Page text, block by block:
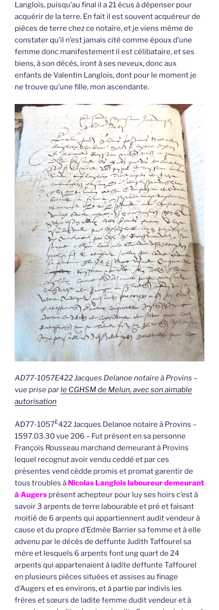
Langlois, puisqu’au final il a 21 écus à dépenser pour
acquérir de la terre. En fait il est souvent acquéreur de
pièces de terre chez ce notaire, et je viens même de
constater qu’il n’est jamais cité comme époux d’une
femme donc manifestement il est célibataire, et ses
biens, à son décès, iront à ses neveux, donc aux
enfants de Valentin Langlois, dont pour le moment je
ne trouve qu’une fille, mon ascendante.
AD77-1057E422 Jacques Delanoe notaire à Provins –
vue prise parle CGHSM de Melun, avec son aimable
autorisation
AD77-1057E422 Jacques Delanoe notaire à Provins –
1597.03.30 vue 206 – Fut présent en sa personne
François Rousseau marchand demeurant à Provins
lequel recognut avoir vendu ceddé et par ces
présentes vend cèdde promis et promat garentir de
tous troubles à Nicolas Langlois laboureur demeurant
à Augers présent achepteur pour luy ses hoirs c’est à
savoir 3 arpents de terre labourable et pré et faisant
moitié de 6 arpents qui appartiennent audit vendeur à
cause et du propre d’Edmée Barrier sa femme et à elle
advenu par le décès de deffunte Judith Taffourel sa
mère et lesquels 6 arpents font ung quart de 24
arpents qui appartenaient à ladite deffunte Taffourel
en plusieurs pièces situées et assises au finage
d’Augers et es environs, et à partie par indivis les
frères et sœurs de ladite femme dudit vendeur et à